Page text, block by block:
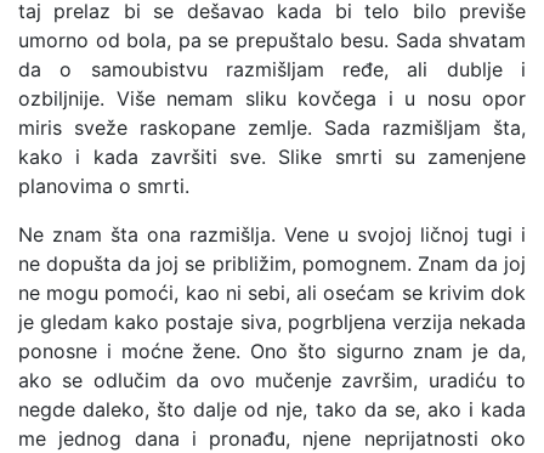
taj prelaz bi se dešavao kada bi telo bilo previše
umorno od bola, pa se prepuštalo besu. Sada shvatam
da o samoubistvu razmišljam ređe, ali dublje i
ozbiljnije. Više nemam sliku kovčega i u nosu opor
miris sveže raskopane zemlje. Sada razmišljam šta,
kako i kada završiti sve. Slike smrti su zamenjene
planovima o smrti.
Ne znam šta ona razmišlja. Vene u svojoj ličnoj tugi i
ne dopušta da joj se približim, pomognem. Znam da joj
ne mogu pomoći, kao ni sebi, ali osećam se krivim dok
je gledam kako postaje siva, pogrbljena verzija nekada
ponosne i moćne žene. Ono što sigurno znam je da,
ako se odlučim da ovo mučenje završim, uradiću to
negde daleko, što dalje od nje, tako da se, ako i kada
me jednog dana i pronađu, njene neprijatnosti oko